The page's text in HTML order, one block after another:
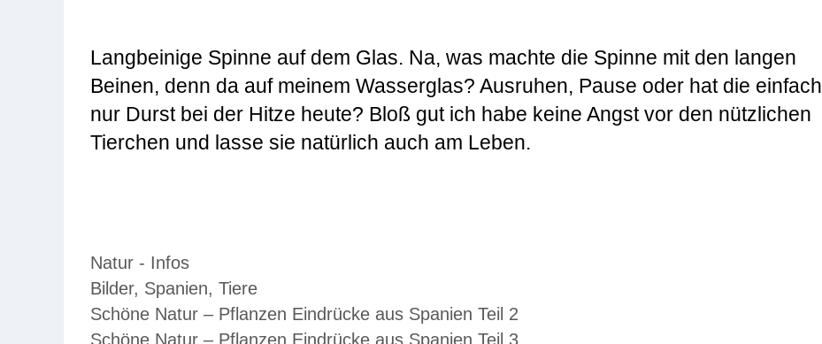
Langbeinige Spinne auf dem Glas. Na, was machte die Spinne mit den langen
Beinen, denn da auf meinem Wasserglas? Ausruhen, Pause oder hat die einfach
nur Durst bei der Hitze heute? Bloß gut ich habe keine Angst vor den nützlichen
Tierchen und lasse sie natürlich auch am Leben.
Kategorien
Natur - Infos
Schlagwörter
Bilder, Spanien, Tiere
Schöne Natur – Pflanzen Eindrücke aus Spanien Teil 2
Schöne Natur – Pflanzen Eindrücke aus Spanien Teil 3